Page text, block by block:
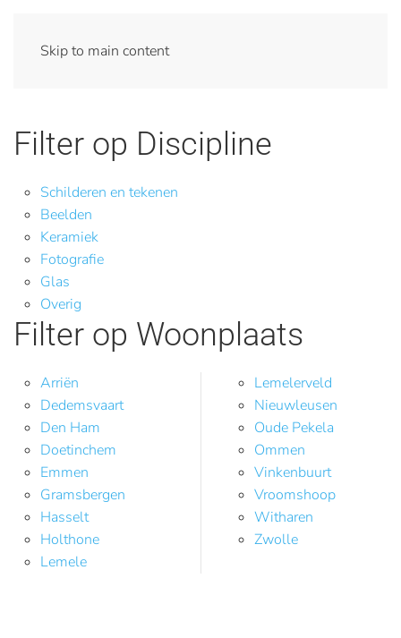
Skip to main content
Filter op Discipline
Schilderen en tekenen
Beelden
Keramiek
Fotografie
Glas
Overig
Filter op Woonplaats
Arriën
Dedemsvaart
Den Ham
Doetinchem
Emmen
Gramsbergen
Hasselt
Holthone
Lemele
Lemelerveld
Nieuwleusen
Oude Pekela
Ommen
Vinkenbuurt
Vroomshoop
Witharen
Zwolle